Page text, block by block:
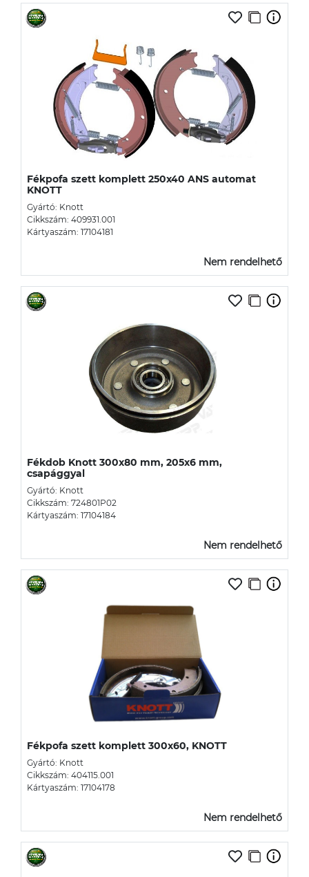
Fékpofa szett komplett 250x40 ANS automat
KNOTT
Gyártó: Knott
Cikkszám: 409931.001
Kártyaszám: 17104181
Nem rendelhető
Fékdob Knott 300x80 mm, 205x6 mm,
csapággyal
Gyártó: Knott
Cikkszám: 724801P02
Kártyaszám: 17104184
Nem rendelhető
Fékpofa szett komplett 300x60, KNOTT
Gyártó: Knott
Cikkszám: 404115.001
Kártyaszám: 17104178
Nem rendelhető